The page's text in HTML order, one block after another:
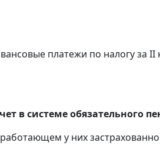
платежи по налогу за II
системе обязательного
у них